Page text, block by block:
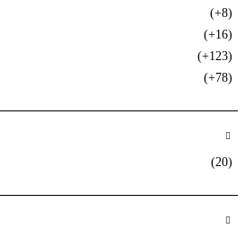
(+8)
(+16)
(+123)
(+78)
(20)